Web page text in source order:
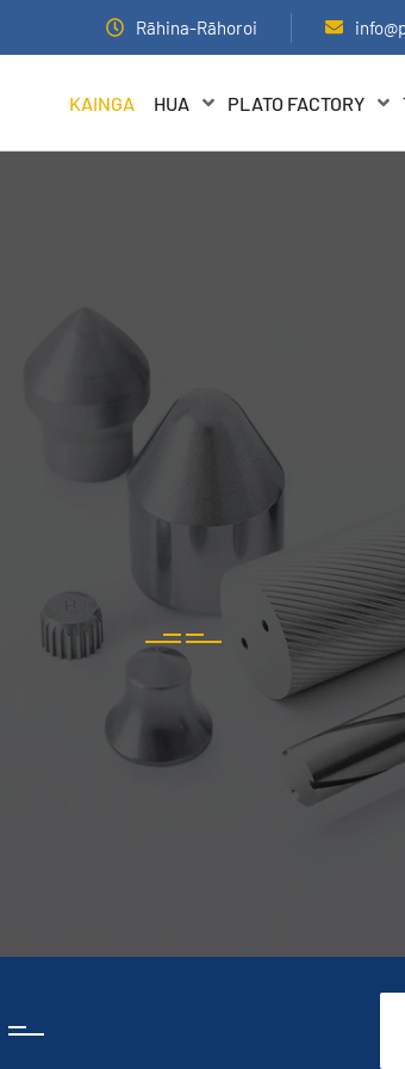
Rāhina-Rāhoroi
KAINGA HUA PLATO FACTORY